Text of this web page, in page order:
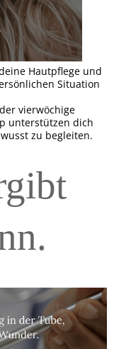
Hautpflege und
Situation
vierwöchige
unterstützen dich
zu begleiten.